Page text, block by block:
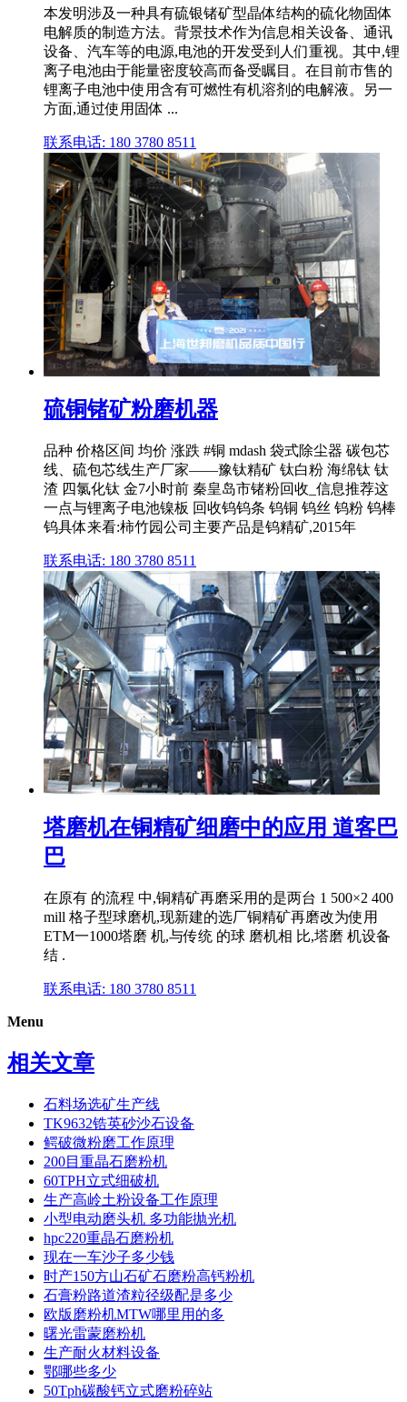
本发明涉及一种具有硫银锗矿型晶体结构的硫化物固体
电解质的制造方法。背景技术作为信息相关设备、通讯
设备、汽车等的电源,电池的开发受到人们重视。其中,锂
离子电池由于能量密度较高而备受瞩目。在目前市售的
锂离子电池中使用含有可燃性有机溶剂的电解液。另一
方面,通过使用固体 ...
联系电话: 180 3780 8511
硫铜锗矿粉磨机器
品种 价格区间 均价 涨跌 #铜 mdash 袋式除尘器 碳包芯
线、硫包芯线生产厂家——豫钛精矿 钛白粉 海绵钛 钛
渣 四氯化钛 金7小时前 秦皇岛市锗粉回收_信息推荐这
一点与锂离子电池镍板 回收钨钨条 钨铜 钨丝 钨粉 钨棒
钨具体来看:柿竹园公司主要产品是钨精矿,2015年
联系电话: 180 3780 8511
塔磨机在铜精矿细磨中的应用 道客巴
巴
在原有 的流程 中,铜精矿再磨采用的是两台 1 500×2 400
mill 格子型球磨机,现新建的选厂铜精矿再磨改为使用
ETM一1000塔磨 机,与传统 的球 磨机相 比,塔磨 机设备
结 .
联系电话: 180 3780 8511
Menu
相关文章
石料场选矿生产线
TK9632锆英砂沙石设备
鳄破微粉磨工作原理
200目重晶石磨粉机
60TPH立式细破机
生产高岭土粉设备工作原理
小型电动磨头机 多功能抛光机
hpc220重晶石磨粉机
现在一车沙子多少钱
时产150方山石矿石磨粉高钙粉机
石膏粉路道渣粒径级配是多少
欧版磨粉机MTW哪里用的多
曙光雷蒙磨粉机
生产耐火材料设备
鄂哪些多少
50Tph碳酸钙立式磨粉碎站